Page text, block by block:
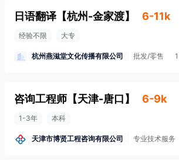
日语翻译 【杭州-金家渡】 6-11k
经验不限 大专
杭州燕滋堂文化传播有限公司 批发/零售
咨询工程师 【天津-唐口 】 6-9k
1-3年 本科
天津市博贤工程咨询有限公司 专业技术服务